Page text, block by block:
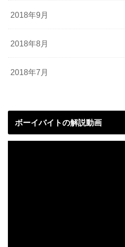
2018年9月
2018年8月
2018年7月
ボーイバイトの解説動画